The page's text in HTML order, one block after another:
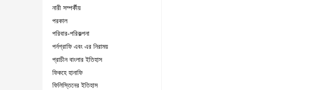
নারী সম্পর্কীয়
পরকাল
পরিবার-পরিকল্পনা
পর্নগ্রাফি এবং এর নিরাময়
প্রাচীন বাংলার ইতিহাস
ফিকহে হানাফি
ফিলিস্তিনের ইতিহাস